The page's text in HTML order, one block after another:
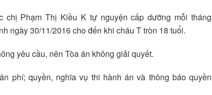
Phạm Thị Kiều K tự nguyện cấp dưỡng mỗi tháng
ngày 30/11/2016 cho đến khi cháu T tròn 18 tuổi.
yêu cầu, nên Tòa án không giải quyết.
phí; quyền, nghĩa vụ thi hành án và thông báo quyền